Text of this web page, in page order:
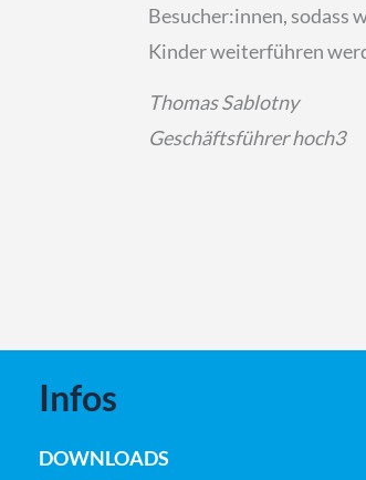
Besucher:innen, sodass
Kinder weiterführen
Thomas Sablotny
Geschäftsführer hoch3
Infos
DOWNLOADS